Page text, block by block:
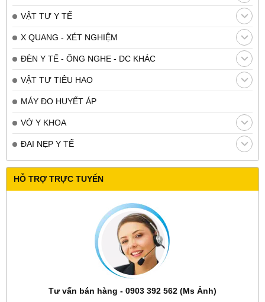
VẬT TƯ Y TẾ
X QUANG - XÉT NGHIỆM
ĐÈN Y TẾ - ỐNG NGHE - DC KHÁC
VẬT TƯ TIÊU HAO
MÁY ĐO HUYẾT ÁP
VỚ Y KHOA
ĐAI NẸP Y TẾ
HỖ TRỢ TRỰC TUYẾN
Tư vấn bán hàng - 0903 392 562 (Ms Ảnh)